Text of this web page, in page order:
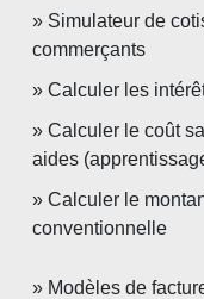
Simulateur de
commerçants
Calculer les
Calculer le coût
aides
Calculer le
conventionnelle
Modèles de